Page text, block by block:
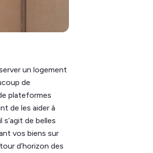
un logement
de
plateformes
de les aider à
de belles
vos biens sur
d’horizon des